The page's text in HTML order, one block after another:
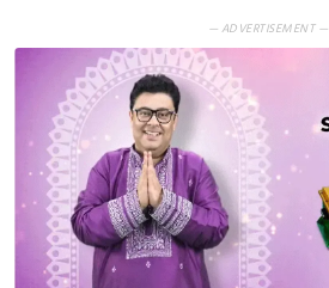
— ADVERTISEMENT —